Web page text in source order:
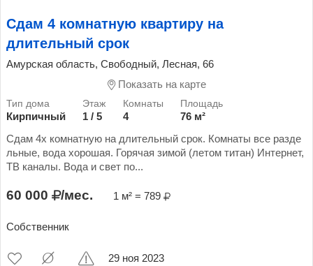
Сдам 4 комнатную квартиру на
длительный срок
Амурская область, Свободный, Лесная, 66
Показать на карте
Кирпичный 1 / 5 4
76 м²
Сдам 4х комнатную на длительный срок. Комнаты все разде
льные, вода хорошая. Горячая зимой (летом титан) Интернет,
ТВ каналы. Вода и свет по...
60 000 /мес. 1 м² = 789
Собственник
29 ноя 2023